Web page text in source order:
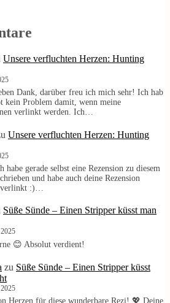
Unsere verfluchten Herzen: Hunting
Dank, darüber freu ich mich sehr! Ich hab
kein Problem damit, wenn meine
verlinkt werden. Ich…
Unsere verfluchten Herzen: Hunting
habe gerade selbst eine Rezension zu diesem
und habe auch deine Rezension
:)…
Süße Sünde – Einen Stripper küsst man
😊 Absolut verdient!
zu Süße Sünde – Einen Stripper küsst
Herzen für diese wunderbare Rezi! 💖 Deine